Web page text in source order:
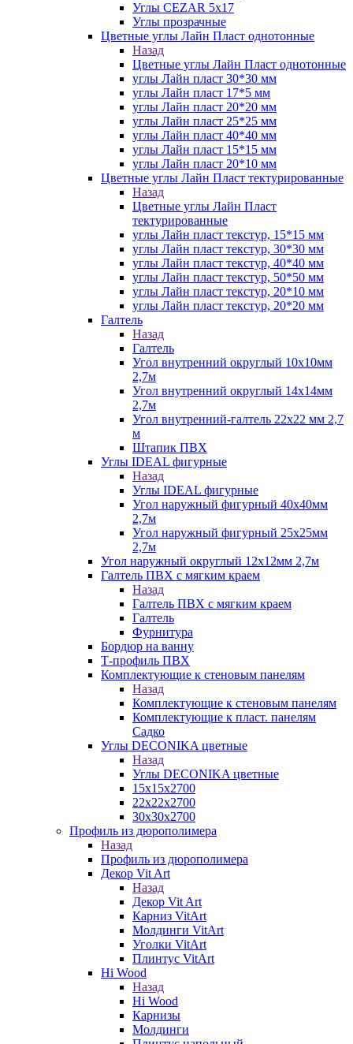
Углы CEZAR 5х17
Углы прозрачные
Цветные углы Лайн Пласт однотонные
Назад
Цветные углы Лайн Пласт однотонные
углы Лайн пласт 30*30 мм
углы Лайн пласт 17*5 мм
углы Лайн пласт 20*20 мм
углы Лайн пласт 25*25 мм
углы Лайн пласт 40*40 мм
углы Лайн пласт 15*15 мм
углы Лайн пласт 20*10 мм
Цветные углы Лайн Пласт тектурированные
Назад
Цветные углы Лайн Пласт
тектурированные
углы Лайн пласт текстур, 15*15 мм
углы Лайн пласт текстур, 30*30 мм
углы Лайн пласт текстур, 40*40 мм
углы Лайн пласт текстур, 50*50 мм
углы Лайн пласт текстур, 20*10 мм
углы Лайн пласт текстур, 20*20 мм
Галтель
Назад
Галтель
Угол внутренний округлый 10х10мм
2,7м
Угол внутренний округлый 14х14мм
2,7м
Угол внутренний-галтель 22х22 мм 2,7
м
Штапик ПВХ
Углы IDEAL фигурные
Назад
Углы IDEAL фигурные
Угол наружный фигурный 40х40мм
2,7м
Угол наружный фигурный 25х25мм
2,7м
Угол наружный округлый 12х12мм 2,7м
Галтель ПВХ с мягким краем
Назад
Галтель ПВХ с мягким краем
Галтель
Фурнитура
Бордюр на ванну
Т-профиль ПВХ
Комплектующие к стеновым панелям
Назад
Комплектующие к стеновым панелям
Комплектующие к пласт. панелям
Садко
Углы DECONIKA цветные
Назад
Углы DECONIKA цветные
15х15х2700
22х22х2700
30х30х2700
Профиль из дюрополимера
Назад
Профиль из дюрополимера
Декор Vit Art
Назад
Декор Vit Art
Карниз VitArt
Молдинги VitArt
Уголки VitArt
Плинтус VitArt
Hi Wood
Назад
Hi Wood
Карнизы
Молдинги